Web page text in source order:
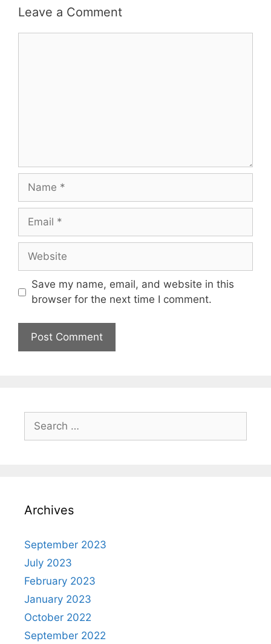
Leave a Comment
Save my name, email, and website in this
browser for the next time I comment.
Archives
September 2023
July 2023
February 2023
January 2023
October 2022
September 2022